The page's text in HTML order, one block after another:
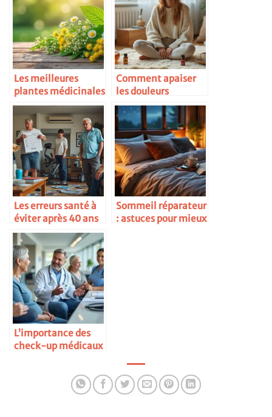
Les meilleures
plantes médicinales
pour la santé des
femmes
Comment apaiser
les douleurs
menstruelles
naturellement
Les erreurs santé à
éviter après 40 ans
Sommeil réparateur
: astuces pour mieux
L’importance des
check-up médicaux